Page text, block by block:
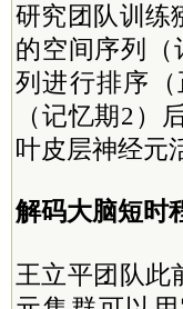
研究团队训练
的空间序列
列进行排序
（记忆期2）
叶皮层神经元
解码大脑短时
王立平团队此